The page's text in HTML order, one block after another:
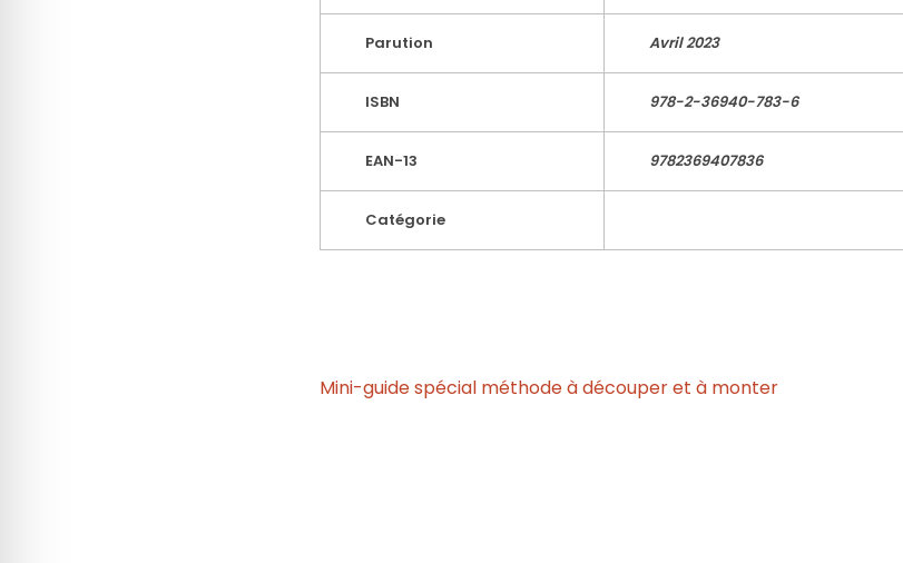
Parution Avril 2023
ISBN 978-2-36940-783-6
EAN-13 9782369407836
Catégorie
Mini-guide spécial méthode à découper et à monter